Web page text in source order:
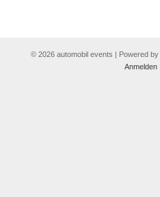
© 2026 automobil events | Powered by
Anmelden|